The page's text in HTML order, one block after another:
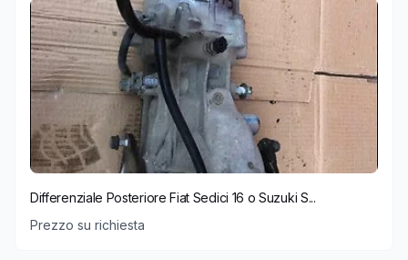
Differenziale Posteriore Fiat Sedici 16 o Suzuki S...
Prezzo su richiesta